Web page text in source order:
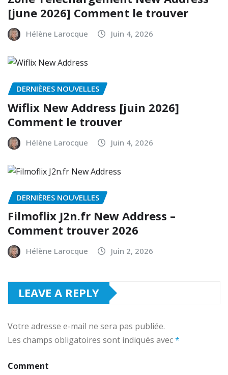
[june 2026] Comment le trouver
Hélène Larocque Juin 4, 2026
DERNIÈRES NOUVELLES
Wiflix New Address [juin 2026]
Comment le trouver
Hélène Larocque Juin 4, 2026
DERNIÈRES NOUVELLES
Filmoflix J2n.fr New Address –
Comment trouver 2026
Hélène Larocque Juin 2, 2026
LEAVE A REPLY
Votre adresse e-mail ne sera pas publiée.
Les champs obligatoires sont indiqués avec*
Comment